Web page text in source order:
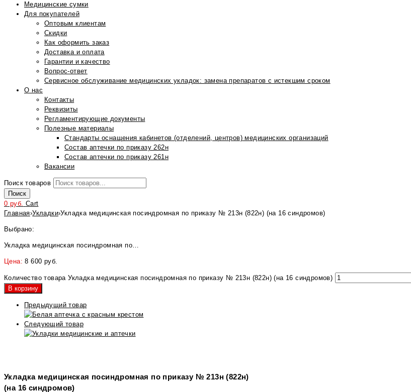
Медицинские сумки
Для покупателей
Оптовым клиентам
Скидки
Как оформить заказ
Доставка и оплата
Гарантии и качество
Вопрос-ответ
Сервисное обслуживание медицинских укладок: замена препаратов с истекшим сроком
О нас
Контакты
Реквизиты
Регламентирующие документы
Полезные материалы
Стандарты оснащения кабинетов (отделений, центров) медицинских организаций
Состав аптечки по приказу 262н
Состав аптечки по приказу 261н
Вакансии
Поиск товаров
Поиск
0 руб. Cart
Главная›Укладки›Укладка медицинская посиндромная по приказу № 213н (822н) (на 16 синдромов)
Выбрано:
Укладка медицинская посиндромная по…
Цена:8 600 руб.
Количество товара Укладка медицинская посиндромная по приказу № 213н (822н) (на 16 синдромов)
В корзину
Предыдущий товар
Следующий товар
Укладка медицинская посиндромная по приказу № 213н (822н)
(на 16 синдромов)